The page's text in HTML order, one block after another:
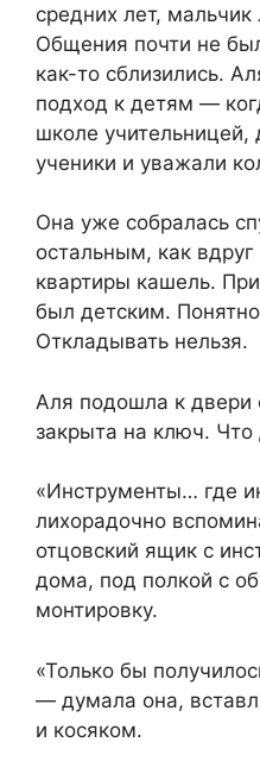
средних лет,
Общения почти не
как-то сблизились.
подход к детям —
школе учительницей,
ученики и уважали
Она уже собралась
остальным, как
квартиры кашель.
был детским.
Откладывать нельзя.
Аля подошла к
закрыта на ключ. Что
«Инструменты… где
лихорадочно
отцовский ящик с
дома, под полкой с
монтировку.
«Только бы
— думала она,
и косяком.